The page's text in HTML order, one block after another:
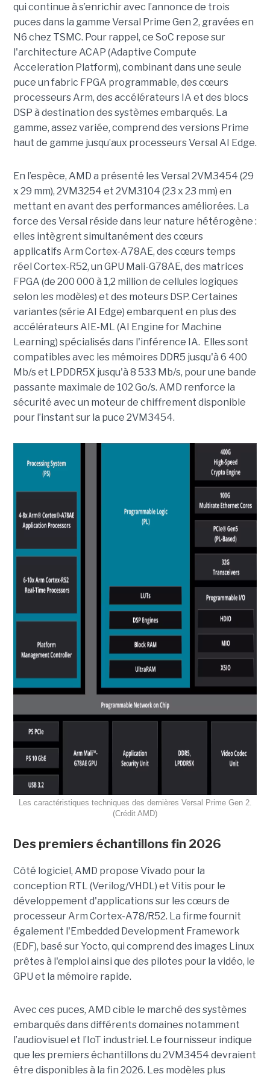
qui continue à s’enrichir avec l’annonce de trois
puces dans la gamme Versal Prime Gen 2, gravées en
N6 chez TSMC. Pour rappel, ce SoC repose sur
l'architecture ACAP (Adaptive Compute
Acceleration Platform), combinant dans une seule
puce un fabric FPGA programmable, des cœurs
processeurs Arm, des accélérateurs IA et des blocs
DSP à destination des systèmes embarqués. La
gamme, assez variée, comprend des versions Prime
haut de gamme jusqu’aux processeurs Versal AI Edge.
En l’espèce, AMD a présenté les Versal 2VM3454 (29
x 29 mm), 2VM3254 et 2VM3104 (23 x 23 mm) en
mettant en avant des performances améliorées. La
force des Versal réside dans leur nature hétérogène :
elles intègrent simultanément des cœurs
applicatifs Arm Cortex-A78AE, des cœurs temps
réel Cortex-R52, un GPU Mali-G78AE, des matrices
FPGA (de 200 000 à 1,2 million de cellules logiques
selon les modèles) et des moteurs DSP. Certaines
variantes (série AI Edge) embarquent en plus des
accélérateurs AIE-ML (AI Engine for Machine
Learning) spécialisés dans l'inférence IA. Elles sont
compatibles avec les mémoires DDR5 jusqu'à 6 400
Mb/s et LPDDR5X jusqu'à 8 533 Mb/s, pour une bande
passante maximale de 102 Go/s. AMD renforce la
sécurité avec un moteur de chiffrement disponible
pour l’instant sur la puce 2VM3454.
Les caractéristiques techniques des dernières Versal Prime Gen 2.
(Crédit AMD)
Des premiers échantillons fin 2026
Côté logiciel, AMD propose Vivado pour la
conception RTL (Verilog/VHDL) et Vitis pour le
développement d'applications sur les cœurs de
processeur Arm Cortex-A78/R52. La firme fournit
également l'Embedded Development Framework
(EDF), basé sur Yocto, qui comprend des images Linux
prêtes à l'emploi ainsi que des pilotes pour la vidéo, le
GPU et la mémoire rapide.
Avec ces puces, AMD cible le marché des systèmes
embarqués dans différents domaines notamment
l’audiovisuel et l’IoT industriel. Le fournisseur indique
que les premiers échantillons du 2VM3454 devraient
être disponibles à la fin 2026. Les modèles plus